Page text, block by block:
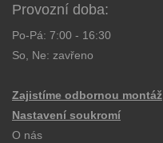
Provozní doba:
Po-Pá: 7:00 - 16:30
So, Ne: zavřeno
Zajistíme odbornou montáž
Nastavení soukromí
O nás